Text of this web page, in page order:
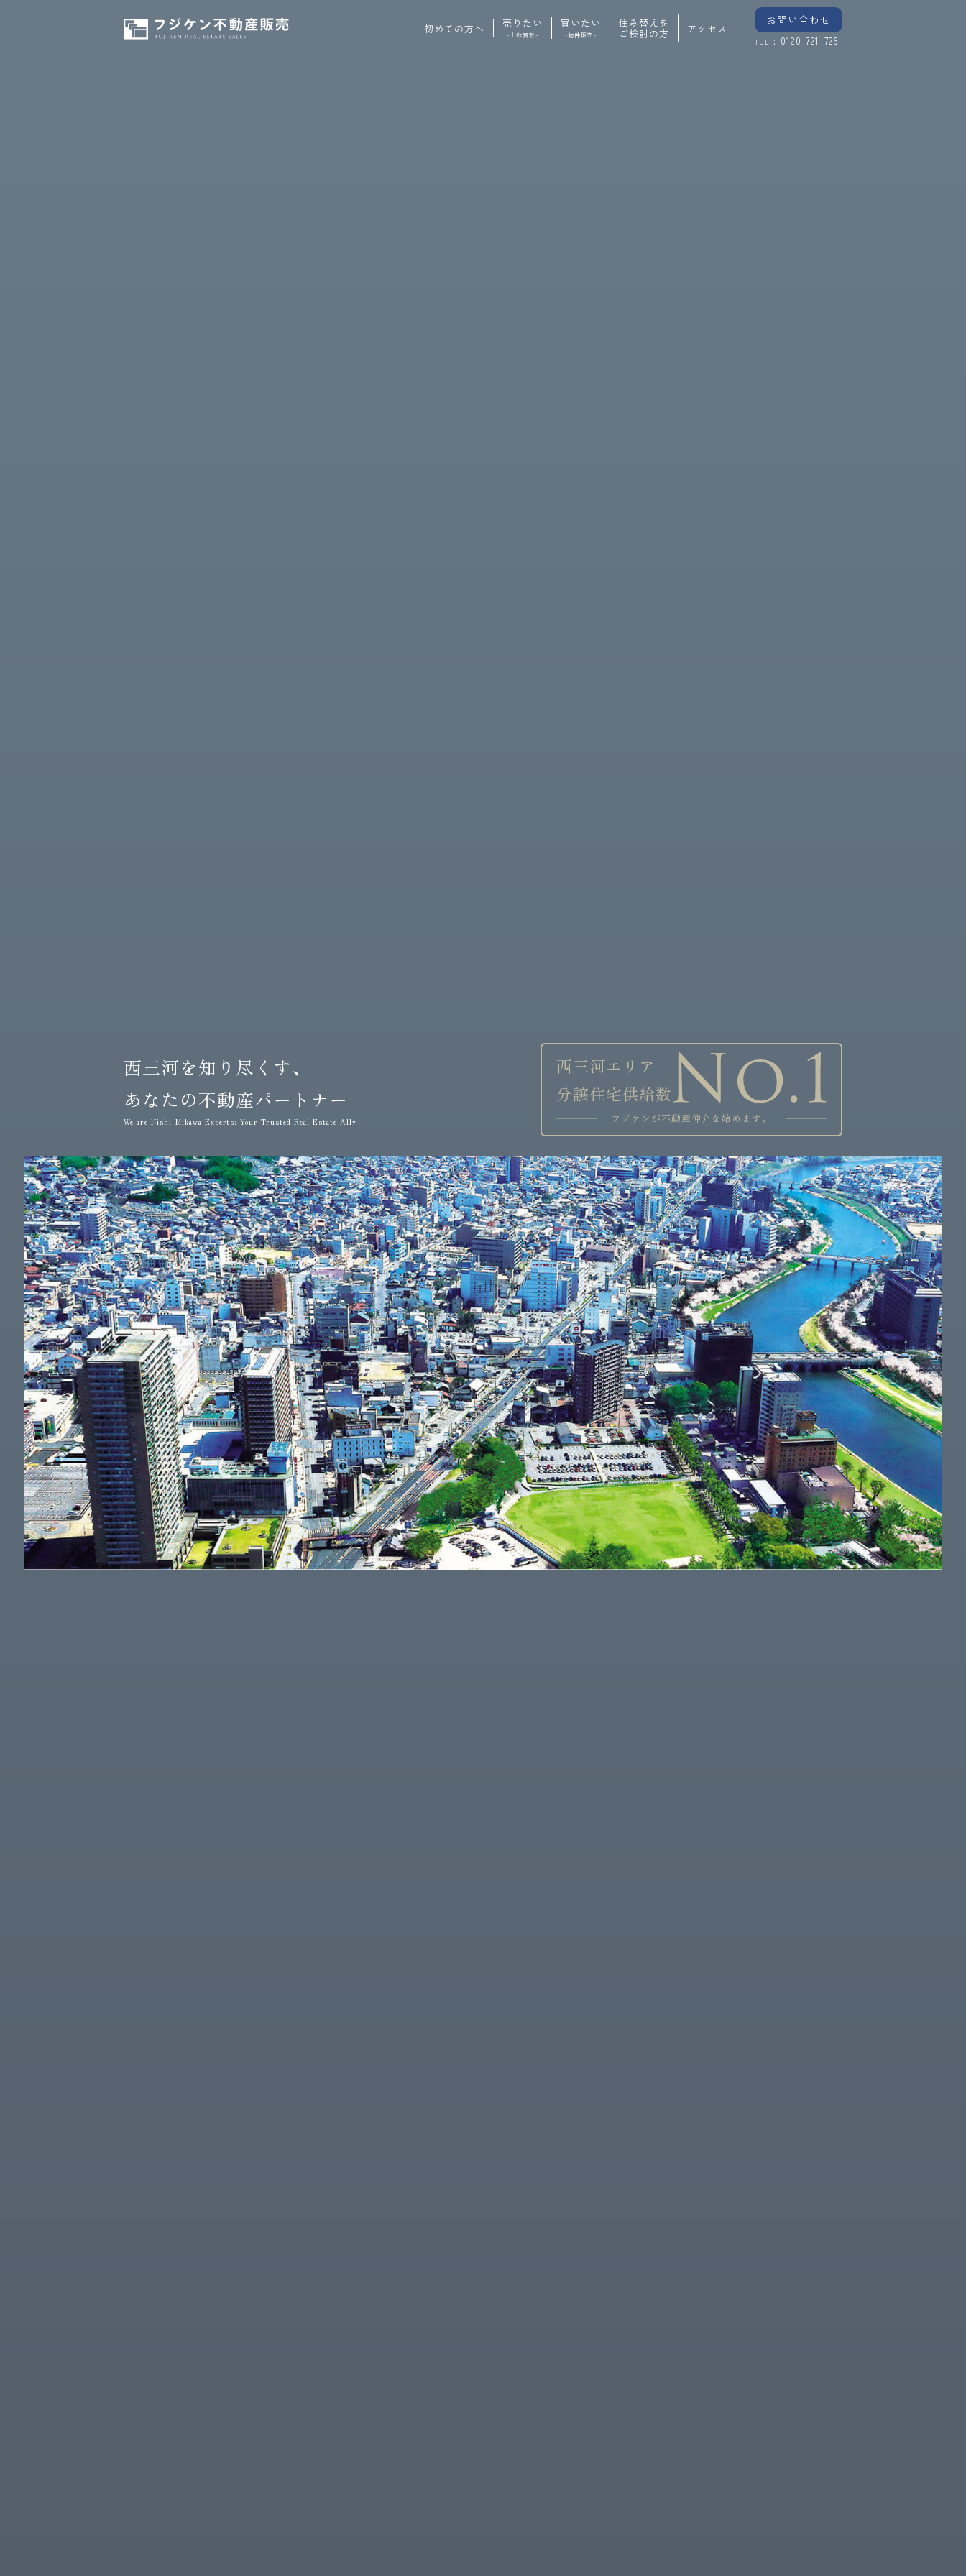
初めての方へ 売りたい
-土地買取-
買いたい
-物件販売-
住み替えを
ご検討の方 アクセス
お問い合わせ
TEL : 0120-721-726
西三河を知り尽くす、
あなたの不動産パートナー
We are Nishi-Mikawa Experts: Your Trusted Real Estate Ally
西三河エリア
分譲住宅供給数
フジケンが不動産仲介を始めます。